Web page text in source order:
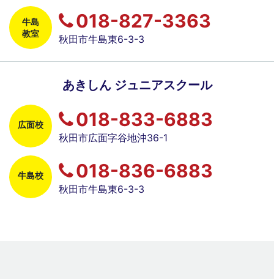
牛島
教室
018-827-3363
秋田市牛島東6-3-3
あきしん ジュニアスクール
広面校 018-833-6883
秋田市広面字谷地沖36-1
牛島校 018-836-6883
秋田市牛島東6-3-3